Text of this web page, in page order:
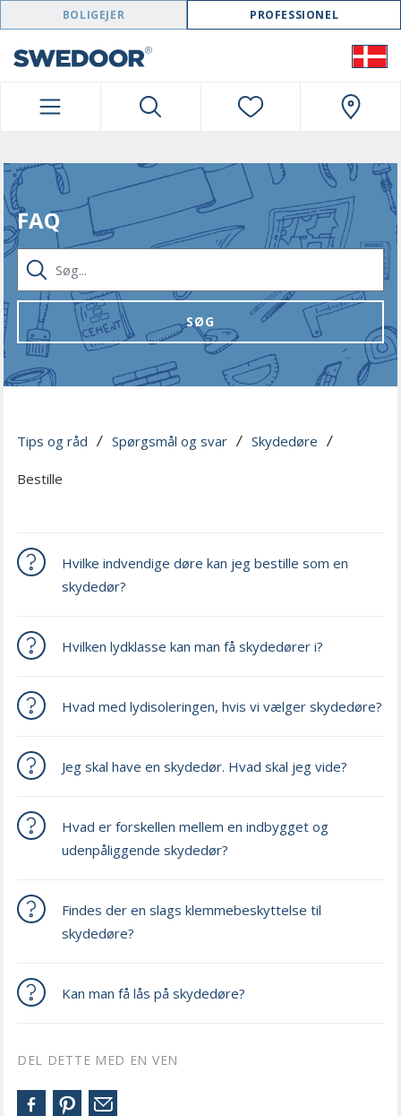
SWEDOOR NAVIGATION
BOLIGEJER PROFESSIONEL
FAQ
SØG...
SØG
Tips og råd / Spørgsmål og svar / Skydedøre /
Bestille
Hvilke indvendige døre kan jeg bestille som en
skydedør?
Hvilken lydklasse kan man få skydedører i?
Hvad med lydisoleringen, hvis vi vælger skydedøre?
Jeg skal have en skydedør. Hvad skal jeg vide?
Hvad er forskellen mellem en indbygget og
udenpåliggende skydedør?
Findes der en slags klemmebeskyttelse til
skydedøre?
Kan man få lås på skydedøre?
DEL DETTE MED EN VEN